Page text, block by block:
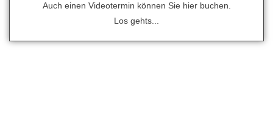
Auch einen Videotermin können Sie hier buchen.
Los gehts...